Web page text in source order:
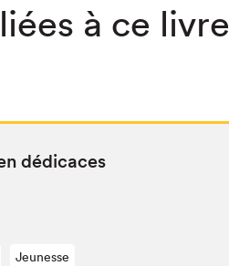
à ce livre
dédicaces
Jeunesse